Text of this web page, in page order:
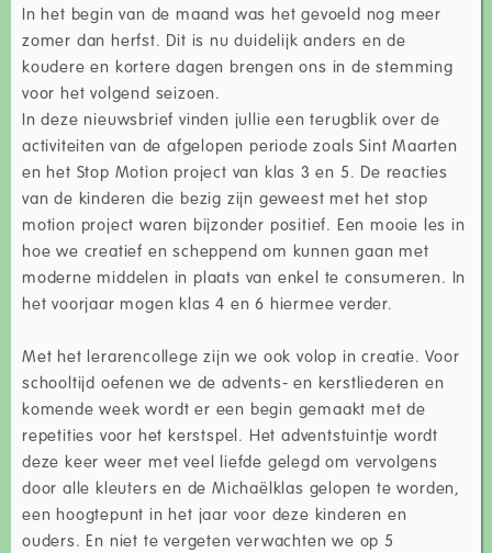
In het begin van de maand was het gevoeld nog meer
zomer dan herfst. Dit is nu duidelijk anders en de
koudere en kortere dagen brengen ons in de stemming
voor het volgend seizoen.
In deze nieuwsbrief vinden jullie een terugblik over de
activiteiten van de afgelopen periode zoals Sint Maarten
en het Stop Motion project van klas 3 en 5. De reacties
van de kinderen die bezig zijn geweest met het stop
motion project waren bijzonder positief. Een mooie les in
hoe we creatief en scheppend om kunnen gaan met
moderne middelen in plaats van enkel te consumeren. In
het voorjaar mogen klas 4 en 6 hiermee verder.
Met het lerarencollege zijn we ook volop in creatie. Voor
schooltijd oefenen we de advents- en kerstliederen en
komende week wordt er een begin gemaakt met de
repetities voor het kerstspel. Het adventstuintje wordt
deze keer weer met veel liefde gelegd om vervolgens
door alle kleuters en de Michaëlklas gelopen te worden,
een hoogtepunt in het jaar voor deze kinderen en
ouders. En niet te vergeten verwachten we op 5